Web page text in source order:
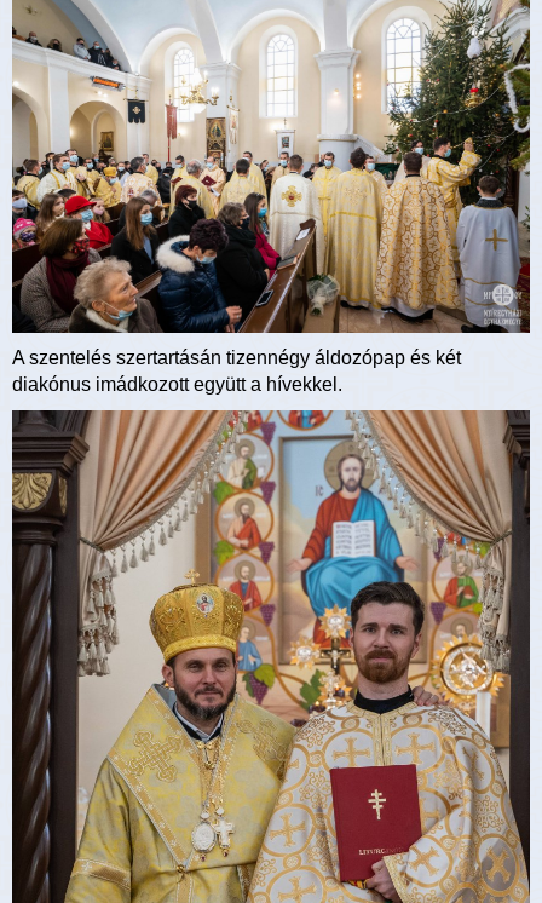
A szentelés szertartásán tizennégy áldozópap és két
diakónus imádkozott együtt a hívekkel.